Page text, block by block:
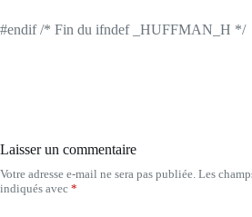
#endif /* Fin du ifndef _HUFFMAN_H */
Laisser un commentaire
Votre adresse e-mail ne sera pas publiée. Les
indiqués avec *